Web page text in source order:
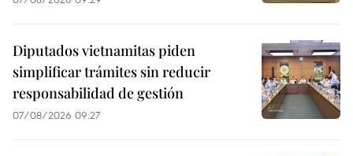
Diputados vietnamitas piden
simplificar trámites sin reducir
responsabilidad de gestión
07/08/2026 09:27